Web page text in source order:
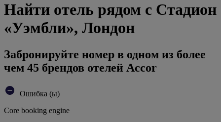
Найти отель рядом с Стадион
«Уэмбли», Лондон
Забронируйте номер в одном из более
чем 45 брендов отелей Accor
Ошибка (ы)
Core booking engine